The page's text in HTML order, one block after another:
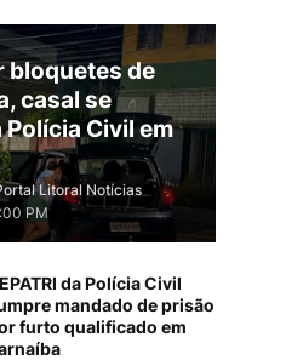
bloquetes de
casal se
Civil em
Litoral Notícias
PM
da Polícia Civil
mandado de prisão
furto qualificado em